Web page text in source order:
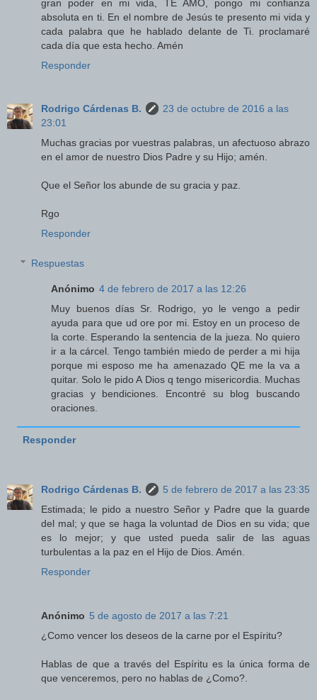
gran poder en mi vida, TE AMO, pongo mi confianza
absoluta en ti. En el nombre de Jesús te presento mi vida y
cada palabra que he hablado delante de Ti. proclamaré
cada día que esta hecho. Amén
Responder
Rodrigo Cárdenas B.
23 de octubre de 2016 a las
23:01
Muchas gracias por vuestras palabras, un afectuoso abrazo
en el amor de nuestro Dios Padre y su Hijo; amén.
Que el Señor los abunde de su gracia y paz.
Rgo
Responder
Respuestas
Anónimo 4 de febrero de 2017 a las 12:26
Muy buenos días Sr. Rodrigo, yo le vengo a pedir
ayuda para que ud ore por mi. Estoy en un proceso de
la corte. Esperando la sentencia de la jueza. No quiero
ir a la cárcel. Tengo también miedo de perder a mi hija
porque mi esposo me ha amenazado QE me la va a
quitar. Solo le pido A Dios q tengo misericordia. Muchas
gracias y bendiciones. Encontré su blog buscando
oraciones.
Responder
Rodrigo Cárdenas B.
5 de febrero de 2017 a las 23:35
Estimada; le pido a nuestro Señor y Padre que la guarde
del mal; y que se haga la voluntad de Dios en su vida; que
es lo mejor; y que usted pueda salir de las aguas
turbulentas a la paz en el Hijo de Dios. Amén.
Responder
Anónimo 5 de agosto de 2017 a las 7:21
¿Como vencer los deseos de la carne por el Espíritu?
Hablas de que a través del Espíritu es la única forma de
que venceremos, pero no hablas de ¿Como?.